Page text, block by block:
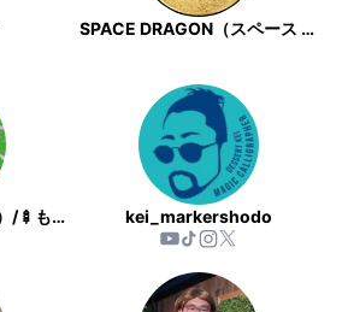
SPACE DRAGON（スペース ドラゴン）
森居祐木（もりいゆき）/🍢もりっち⚽️🎸 kei_markershodo